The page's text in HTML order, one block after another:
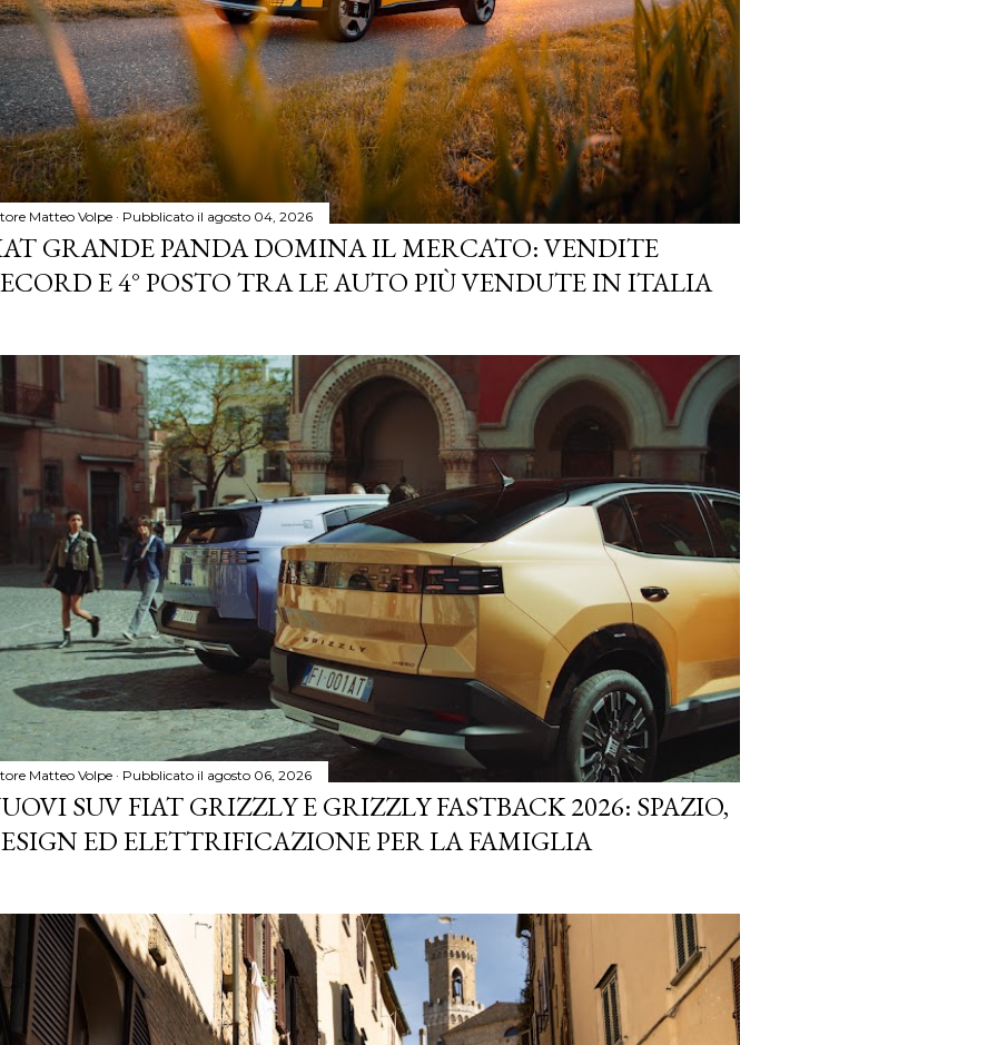
Matteo Volpe Pubblicato il agosto 04, 2026
GRANDE PANDA DOMINA IL MERCATO: VENDITE
E 4° POSTO TRA LE AUTO PIÙ VENDUTE IN ITALIA
Matteo Volpe Pubblicato il agosto 06, 2026
SUV FIAT GRIZZLY E GRIZZLY FASTBACK 2026: SPAZIO,
ED ELETTRIFICAZIONE PER LA FAMIGLIA